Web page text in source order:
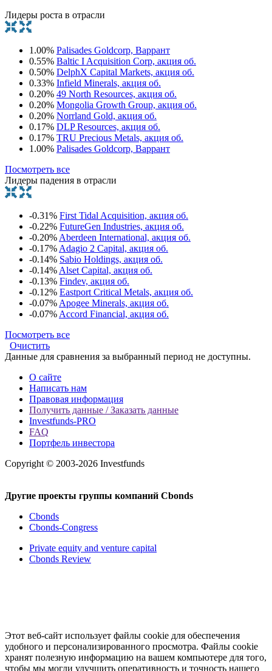
Лидеры роста в отрасли
1.00% Palisades Goldcorp, Варрант
0.55% Baltic I Acquisition Corp, акция об.
0.50% DelphX Capital Markets, акция об.
0.33% Infield Minerals, акция об.
0.20% 49 North Resources, акция об.
0.20% Mongolia Growth Group, акция об.
0.20% Norrland Gold, акция об.
0.17% DLP Resources, акция об.
0.17% TRU Precious Metals, акция об.
1.00% Palisades Goldcorp, Варрант
Посмотреть все
Лидеры падения в отрасли
-0.31% First Tidal Acquisition, акция об.
-0.22% FutureGen Industries, акция об.
-0.20% Aberdeen International, акция об.
-0.17% Adagio 2 Capital, акция об.
-0.14% Sabio Holdings, акция об.
-0.14% Alset Capital, акция об.
-0.13% Findev, акция об.
-0.12% Eastport Critical Metals, акция об.
-0.07% Apogee Minerals, акция об.
-0.07% Accord Financial, акция об.
Посмотреть все
Очистить
Данные для сравнения за выбранный период не доступны.
О сайте
Написать нам
Правовая информация
Получить данные / Заказать данные
Investfunds-PRO
FAQ
Портфель инвестора
Copyright © 2003-2026 Investfunds
Другие проекты группы компаний Cbonds
Cbonds
Cbonds-Congress
Private equity and venture capital
Cbonds Review
Этот веб-сайт использует файлы cookie для обеспечения
удобного и персонализированного просмотра. Файлы cookie
хранят полезную информацию на вашем компьютере для того,
чтобы мы могли улучшить оперативность и точность нашего